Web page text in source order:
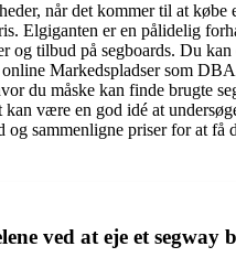
når det kommer til at købe
Elgiganten er en pålidelig
og tilbud på segboards. Du kan
Markedspladser som
du måske kan finde brugte
kan være en god idé at
og sammenligne priser for at få
ved at eje et segway